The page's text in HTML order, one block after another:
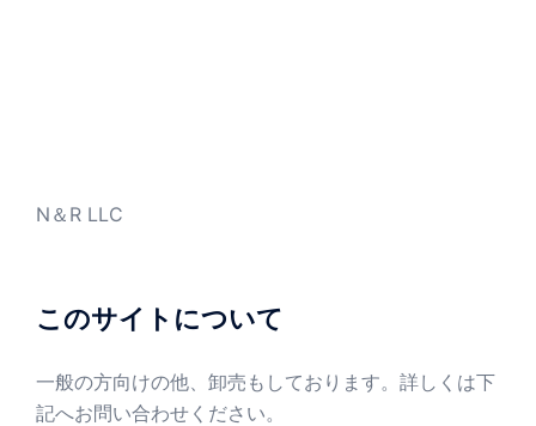
N＆R LLC
このサイトについて
一般の方向けの他、卸売もしております。詳しくは下
記へお問い合わせください。